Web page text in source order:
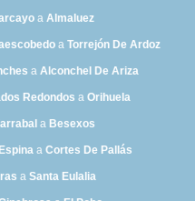
aAlmaluez
aTorrejón De Ardoz
aAlconchel De Ariza
Redondos aOrihuela
a Besexos
aCortes De Pallás
aSanta Eulalia